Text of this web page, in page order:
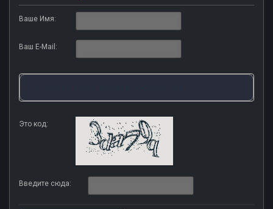
Ваше Имя:
Ваш E-Mail:
Это код:
Введите сюда: